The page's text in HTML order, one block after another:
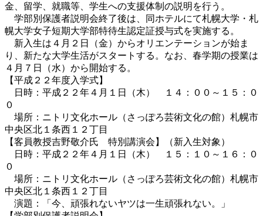
金、留学、就職等、学生への支援体制の説明を行う。
学部別保護者説明会終了後は、同ホテルにて札幌大学・札
幌大学女子短期大学部特待生認定証授与式を実施する。
新入生は４月２日（金）からオリエンテーションが始ま
り、新たな大学生活がスタートする。なお、春学期の授業は
４月７日（水）から開始する。
【平成２２年度入学式】
日時：平成２２年４月１日（木） １４：００～１５：０
０
場所：ニトリ文化ホール（さっぽろ芸術文化の館）札幌市
中央区北１条西１２丁目
【客員教授吉野敬介氏 特別講演会】（新入生対象）
日時：平成２２年４月１日（木） １５：１０～１６：０
０
場所：ニトリ文化ホール（さっぽろ芸術文化の館）札幌市
中央区北１条西１２丁目
演題：「今、頑張れないヤツは一生頑張れない。」